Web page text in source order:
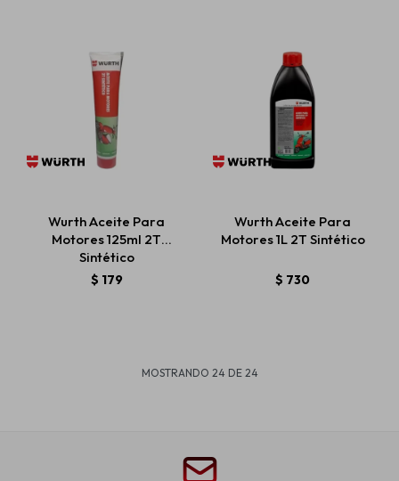
Wurth Aceite Para
Motores 125ml 2T
Sintético
$ 179
Wurth Aceite Para
Motores 1L 2T Sintético
$ 730
MOSTRANDO 24 DE 24